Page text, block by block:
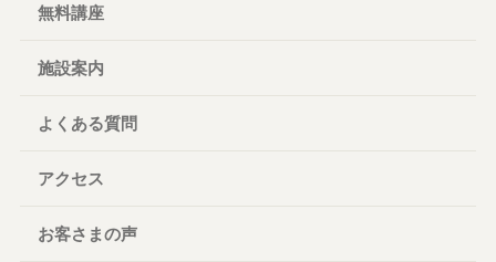
無料講座
施設案内
よくある質問
アクセス
お客さまの声